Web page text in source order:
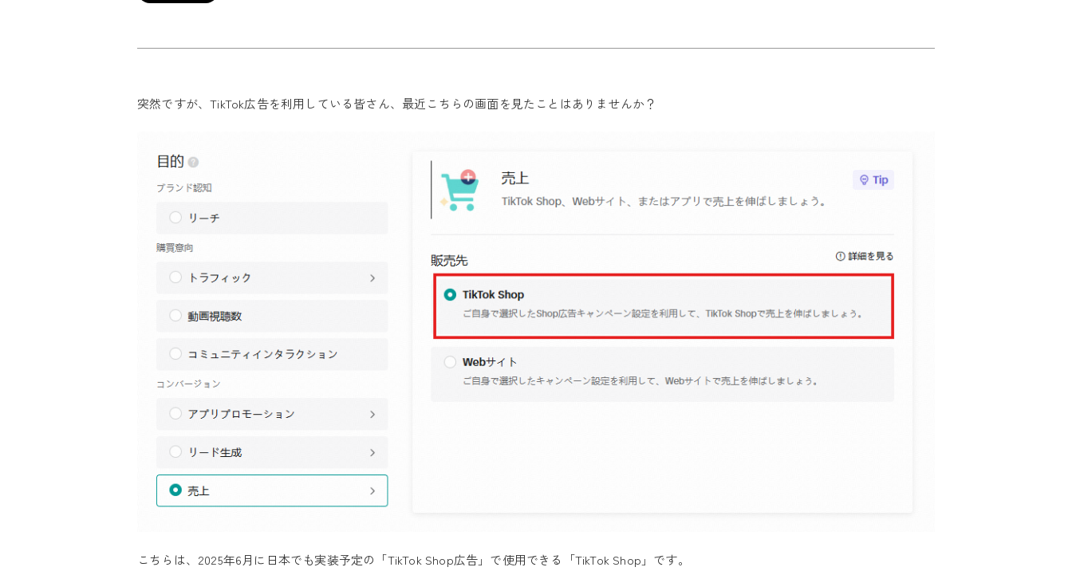
突然ですが、TikTok広告を利用している皆さん、最近こちらの画面を見たことはありませんか？
こちらは、2025年6月に日本でも実装予定の「TikTok Shop広告」で使用できる「TikTok Shop」です。